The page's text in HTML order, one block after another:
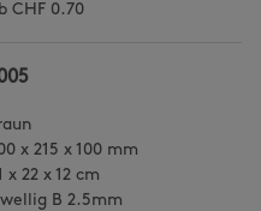
CHF 0.70
x 215 x 100 mm
x 22 x 12 cm
B 2.5mm